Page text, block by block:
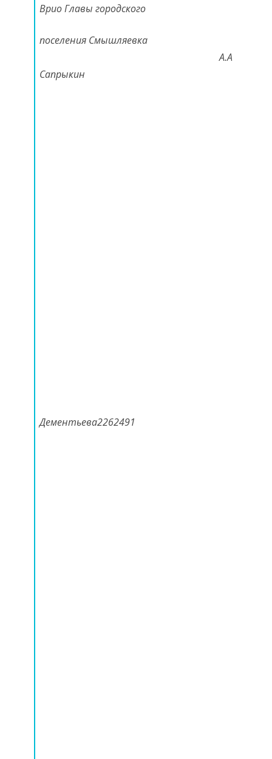
Врио Главы городского
поселения Смышляевка
А.А
Сапрыкин
Дементьева2262491